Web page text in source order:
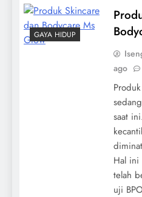
GAYA HIDUP
ago
saat
Hal ini
telah
uji